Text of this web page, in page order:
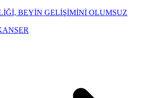
BEYİN GELİŞİMİNİ OLUMSUZ